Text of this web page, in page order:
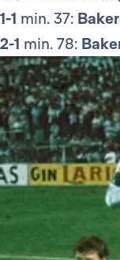
1-1 min. 37:
2-1 min. 78: